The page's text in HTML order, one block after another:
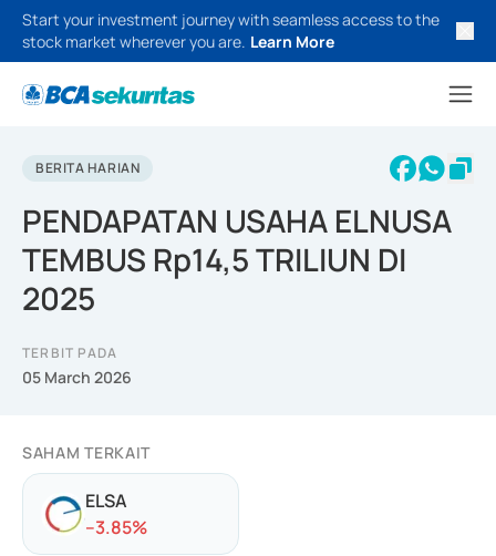
Start your investment journey with seamless access to the
stock market wherever you are. Learn More
BERITA HARIAN
PENDAPATAN USAHA ELNUSA
TEMBUS Rp14,5 TRILIUN DI
2025
TERBIT PADA
05 March 2026
SAHAM TERKAIT
ELSA
--3.85%